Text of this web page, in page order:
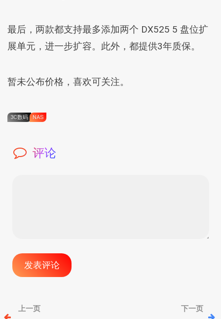
最后，两款都支持最多添加两个 DX525 5 盘位扩
展单元，进一步扩容。此外，都提供3年质保。
暂未公布价格，喜欢可关注。
3C数码 NAS
评论
文上一页
下一页